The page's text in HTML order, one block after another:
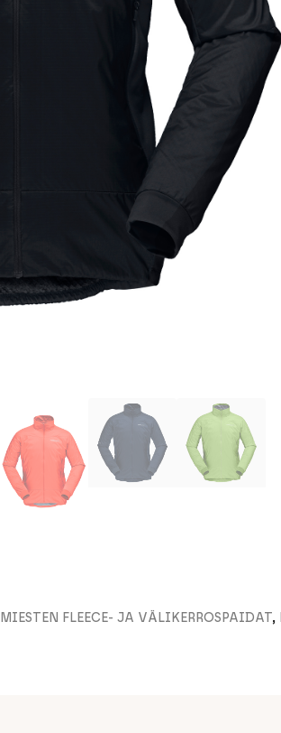
MIESTEN FLEECE- JA VÄLIKERROSPAIDAT,